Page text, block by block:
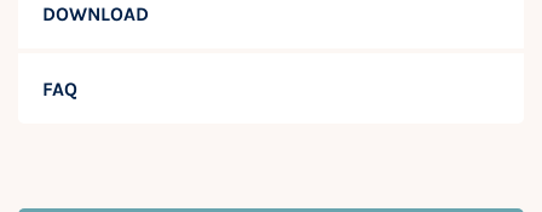
DOWNLOAD
FAQ